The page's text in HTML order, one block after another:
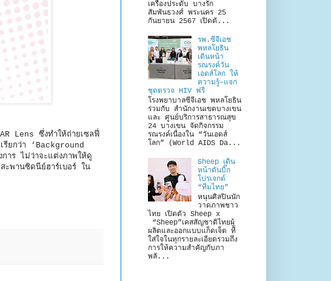
Lens ซึ่งทำให้ถ่ายเซลฟี่
รียกว่า ‘Background
าร ไม่ว่าจะแต่งภาพให้ดู
ะพานซิดนีย์ฮาร์เบอร์ ใน
เครื่องประดับ บางรัก
สัมพันธวงศ์ พระนคร 25
กันยายน 2567 เปิดตั...
รพ.ซีจีเอช
พหลโยธิน
เดินหน้า
รณรงค์วัน
เอดส์โลก ให้
ความรู้–แจก
ชุดตรวจ HIV ฟรี
โรงพยาบาลซีจีเอช พหลโยธิน
ร่วมกับ สำนักงานเขตบางเขน
และ ศูนย์บริการสาธารณสุข
24 บางเขน จัดกิจกรรม
รณรงค์เนื่องใน “วันเอดส์
โลก” (World AIDS Da...
Sheep เดิน
หน้าดันบิ๊ก
โปรเจกต์
“ทีมไทย”
หนุนศิลปินนัก
วาดภาพชาว
ไทย เปิดตัว Sheep x
“Sheep”เคสสัญชาติไทยผู้
ผลิตและออกแบบแก็ดเจ็ต ที่
ใส่ใจในทุกรายละเอียดรวมถึง
การให้ความสำคัญกับภา
พลั...